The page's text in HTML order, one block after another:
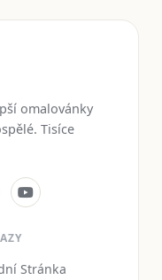
omalovánky
Tisíce
Stránka